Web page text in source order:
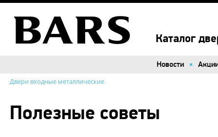
Каталог
Новости
Двери входные металлические
Полезные советы